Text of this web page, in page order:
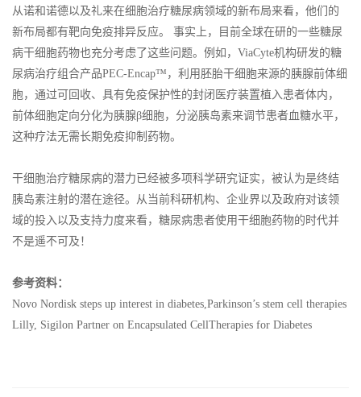
从诺和诺德以及礼来在细胞治疗糖尿病领域的新布局来看，他们的
新布局都有靶向免疫排异反应。 事实上，目前全球在研的一些糖尿
病干细胞药物也充分考虑了这些问题。例如，ViaCyte机构研发的糖
尿病治疗组合产品PEC-Encap™，利用胚胎干细胞来源的胰腺前体细
胞，通过可回收、具有免疫保护性的封闭医疗装置植入患者体内，
前体细胞定向分化为胰腺β细胞，分泌胰岛素来调节患者血糖水平，
这种疗法无需长期免疫抑制药物。
干细胞治疗糖尿病的潜力已经被多项科学研究证实，被认为是终结
胰岛素注射的潜在途径。从当前科研机构、企业界以及政府对该领
域的投入以及支持力度来看，糖尿病患者使用干细胞药物的时代并
不是遥不可及！
参考资料：
Novo Nordisk steps up interest in diabetes,Parkinson’s stem cell therapies
Lilly, Sigilon Partner on Encapsulated CellTherapies for Diabetes